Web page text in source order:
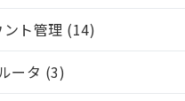
ント管理 (14)
ータ (3)